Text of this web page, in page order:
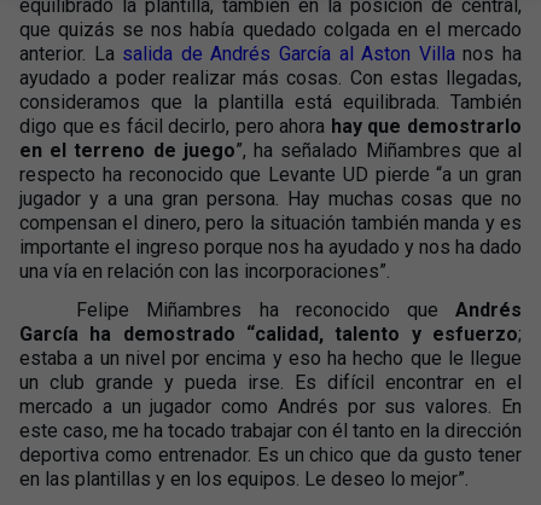
equilibrado la plantilla, también en la posición de central,
que quizás se nos había quedado colgada en el mercado
anterior. La salida de Andrés García al Aston Villanos ha
ayudado a poder realizar más cosas. Con estas llegadas,
consideramos que la plantilla está equilibrada. También
digo que es fácil decirlo, pero ahora hay que demostrarlo
en el terreno de juego”, ha señalado Miñambres que al
respecto ha reconocido que Levante UD pierde “a un gran
jugador y a una gran persona. Hay muchas cosas que no
compensan el dinero, pero la situación también manda y es
importante el ingreso porque nos ha ayudado y nos ha dado
una vía en relación con las incorporaciones”.
Felipe Miñambres ha reconocido que Andrés
García ha demostrado “calidad, talento y esfuerzo;
estaba a un nivel por encima y eso ha hecho que le llegue
un club grande y pueda irse. Es difícil encontrar en el
mercado a un jugador como Andrés por sus valores. En
este caso, me ha tocado trabajar con él tanto en la dirección
deportiva como entrenador. Es un chico que da gusto tener
en las plantillas y en los equipos. Le deseo lo mejor”.